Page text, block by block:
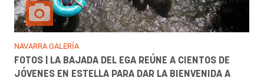
NAVARRA GALERÍA
FOTOS | LA BAJADA DEL EGA REÚNE A CIENTOS DE
JÓVENES EN ESTELLA PARA DAR LA BIENVENIDA A